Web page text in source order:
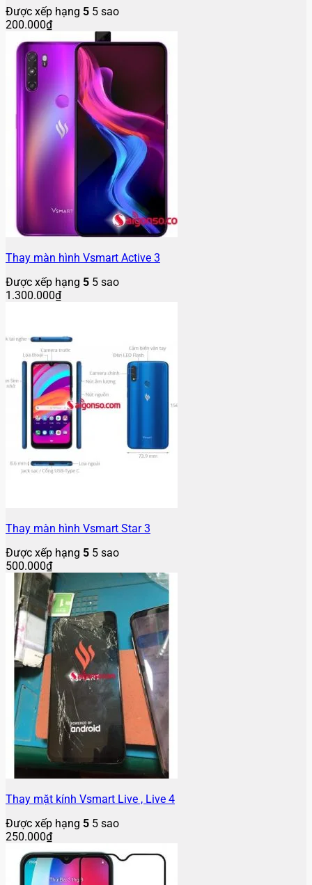
Được xếp hạng 5 5 sao
200.000₫
Thay màn hình Vsmart Active 3
Được xếp hạng 5 5 sao
1.300.000₫
Thay màn hình Vsmart Star 3
Được xếp hạng 5 5 sao
500.000₫
Thay mặt kính Vsmart Live , Live 4
Được xếp hạng 5 5 sao
250.000₫